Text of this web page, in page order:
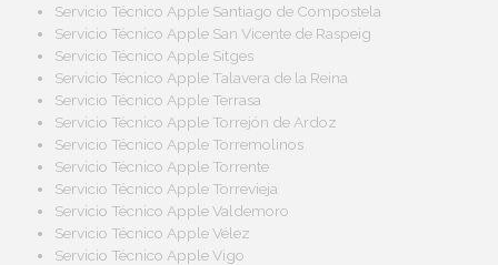
Servicio Técnico Apple Santiago de Compostela
Servicio Técnico Apple San Vicente de Raspeig
Servicio Técnico Apple Sitges
Servicio Técnico Apple Talavera de la Reina
Servicio Técnico Apple Terrasa
Servicio Técnico Apple Torrejón de Ardoz
Servicio Técnico Apple Torremolinos
Servicio Técnico Apple Torrente
Servicio Técnico Apple Torrevieja
Servicio Técnico Apple Valdemoro
Servicio Técnico Apple Vélez
Servicio Técnico Apple Vigo